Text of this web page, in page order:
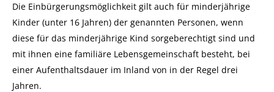
Die Einbürgerungsmöglichkeit gilt auch für minderjährige
Kinder (unter 16 Jahren) der genannten Personen, wenn
diese für das minderjährige Kind sorgeberechtigt sind und
mit ihnen eine familiäre Lebensgemeinschaft besteht, bei
einer Aufenthaltsdauer im Inland von in der Regel drei
Jahren.